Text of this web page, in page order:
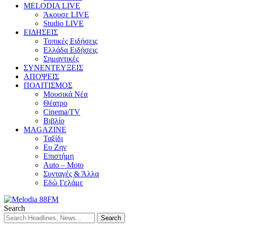
MELODIA LIVE
Άκουσε LIVE
Studio LIVE
ΕΙΔΗΣΕΙΣ
Τοπικές Ειδήσεις
Ελλάδα Ειδήσεις
Σημαντικές
ΣΥΝΕΝΤΕΥΞΕΙΣ
ΑΠΟΨΕΙΣ
ΠΟΛΙΤΙΣΜΟΣ
Μουσικά Νέα
Θέατρο
Cinema/TV
Βιβλίο
MAGAZINE
Ταξίδι
Ευ Ζην
Επιστήμη
Auto – Moto
Συνταγές & Άλλα
Εδώ Γελάμε
Search